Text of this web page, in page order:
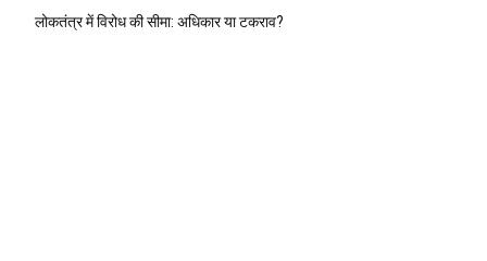
लोकतंत्र में विरोध की सीमा: अधिकार या टकराव?